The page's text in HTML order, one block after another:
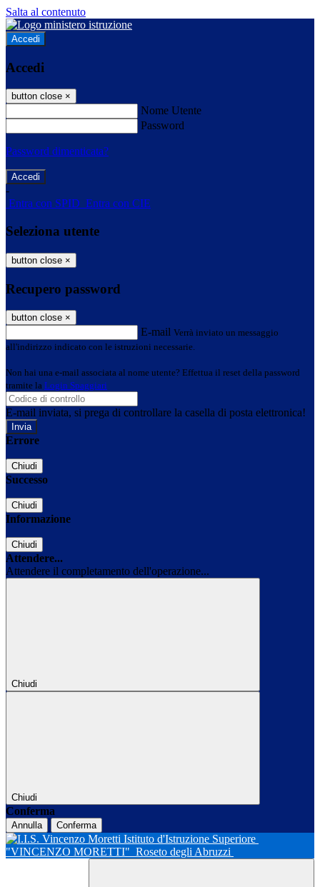
Salta al contenuto
Accedi
Accedi
button close ×
Nome Utente
Password
Password dimenticata?
-
Entra con SPID Entra con CIE
Seleziona utente
button close ×
Recupero password
button close ×
E-mail Verrà inviato un messaggio
all'indirizzo indicato con le istruzioni necessarie.
Non hai una e-mail associata al nome utente? Effettua il reset della password
tramite la Login Spaggiari
E-mail inviata, si prega di controllare la casella di posta elettronica!
Errore
Chiudi
Successo
Chiudi
Informazione
Chiudi
Attendere...
Attendere il completamento dell'operazione...
Chiudi
Chiudi
Conferma
Annulla Conferma
Istituto d'Istruzione Superiore
"VINCENZO MORETTI" Roseto degli Abruzzi